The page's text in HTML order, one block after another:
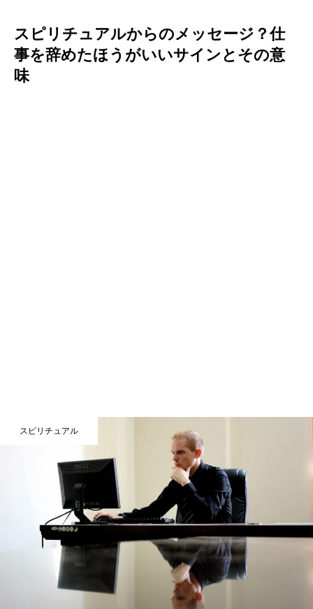
スピリチュアルからのメッセージ？仕
事を辞めたほうがいいサインとその意
味
スピリチュアル